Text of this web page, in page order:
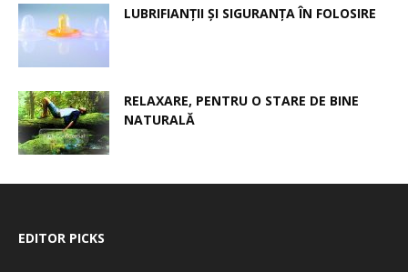
LUBRIFIANȚII ȘI SIGURANȚA ÎN FOLOSIRE
RELAXARE, PENTRU O STARE DE BINE
NATURALĂ
EDITOR PICKS